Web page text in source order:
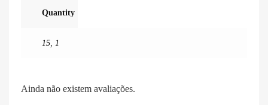
Quantity
15, 1
Ainda não existem avaliações.